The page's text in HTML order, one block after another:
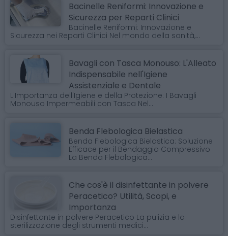
Bacinelle Reniformi: Innovazione e
Sicurezza per Reparti Clinici
Bacinelle Reniformi: Innovazione e
Sicurezza nei Reparti Clinici Nel mondo della sanità,...
Bavagli con Tasca Monouso: L'Alleato
Indispensabile nell'Igiene
Assistenziale e Dentale
L'Importanza dell'Igiene e della Protezione: I Bavagli
Monouso Impermeabili con Tasca Nel...
Benda Flebologica Bielastica
Benda Flebologica Bielastica: Soluzione
Efficace per il Bendaggio Compressivo
La Benda Flebologica...
Che cos'è il disinfettante in polvere
Peracetico? Utilità, Scopi, e
Importanza
Disinfettante in polvere Peracetico La pulizia e la
sterilizzazione degli strumenti medici...